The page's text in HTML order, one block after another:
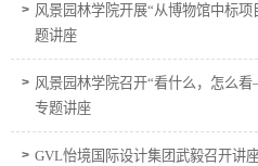
> 风景园林学院开展“从博物馆中标项
题讲座
> 风景园林学院召开“看什么，怎么
专题讲座
> GVL怡境国际设计集团武毅召开讲